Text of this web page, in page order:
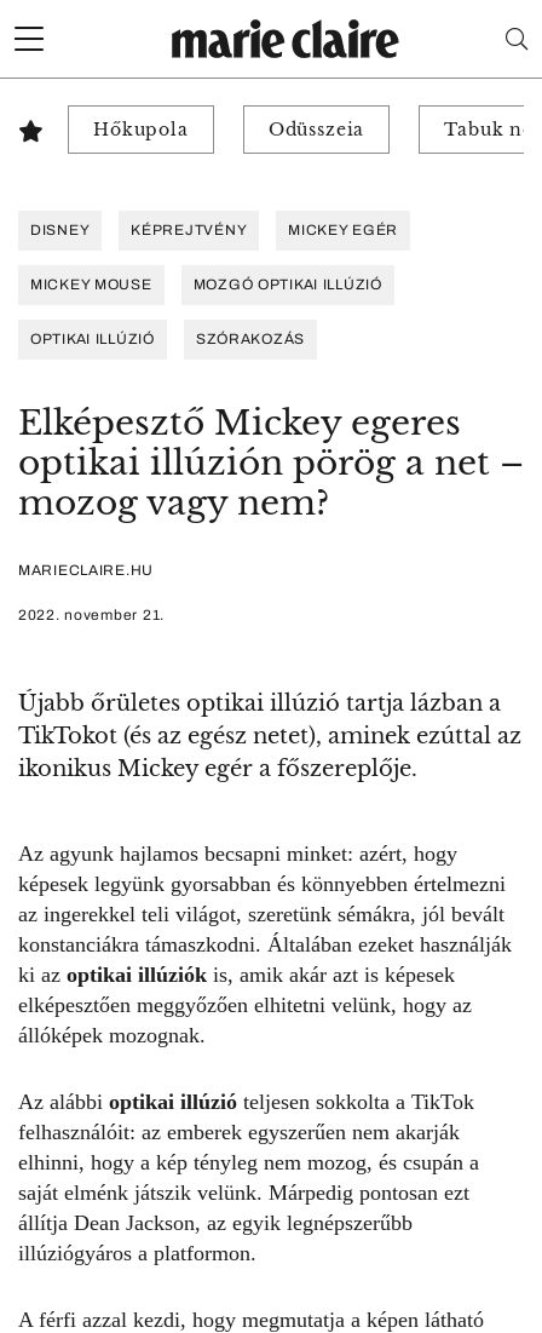
Hőkupola Odüsszeia Tabuk
DISNEY KÉPREJTVÉNY MICKEY EGÉR
MICKEY MOUSE MOZGÓ OPTIKAI ILLÚZIÓ
OPTIKAI ILLÚZIÓ SZÓRAKOZÁS
Elképesztő Mickey egeres
optikai illúzión pörög a net –
mozog vagy nem?
MARIECLAIRE.HU
2022. november 21.
Újabb őrületes optikai illúzió tartja lázban a
TikTokot (és az egész netet), aminek ezúttal az
ikonikus Mickey egér a főszereplője.
Az agyunk hajlamos becsapni minket: azért, hogy
képesek legyünk gyorsabban és könnyebben értelmezni
az ingerekkel teli világot, szeretünk sémákra, jól bevált
konstanciákra támaszkodni. Általában ezeket használják
ki az optikai illúziók is, amik akár azt is képesek
elképesztően meggyőzően elhitetni velünk, hogy az
állóképek mozognak.
Az alábbi optikai illúzió teljesen sokkolta a TikTok
felhasználóit: az emberek egyszerűen nem akarják
elhinni, hogy a kép tényleg nem mozog, és csupán a
saját elménk játszik velünk. Márpedig pontosan ezt
állítja Dean Jackson, az egyik legnépszerűbb
illúziógyáros a platformon.
A férfi azzal kezdi, hogy megmutatja a képen látható